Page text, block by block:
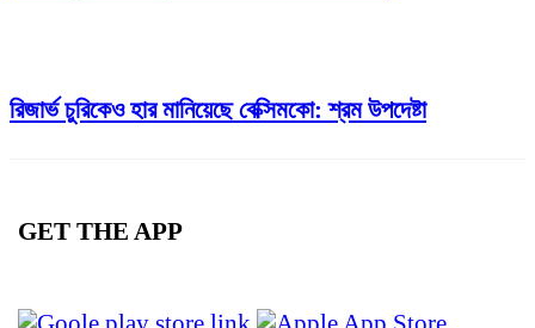
রিজার্ভ চুরিকেও হার মানিয়েছে বেক্সিমকো: শ্রম উপদেষ্টা
GET THE APP